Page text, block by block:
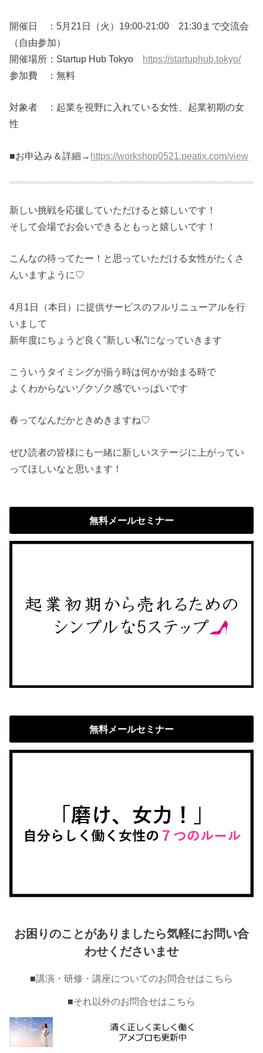
開催日 ：5月21日（火）19:00‐21:00 21:30まで交流会
（自由参加）
開催場所：Startup Hub Tokyo https://startuphub.tokyo/
参加費 ：無料
対象者 ：起業を視野に入れている女性、起業初期の女
性
■お申込み＆詳細→ https://workshop0521.peatix.com/view
新しい挑戦を応援していただけると嬉しいです！
そして会場でお会いできるともっと嬉しいです！
こんなの待ってたー！と思っていただける女性がたくさ
んいますように♡
4月1日（本日）に提供サービスのフルリニューアルを行
いまして
新年度にちょうど良く”新しい私”になっていきます
こういうタイミングが揃う時は何かが始まる時で
よくわからないゾクゾク感でいっぱいです
春ってなんだかときめきますね♡
ぜひ読者の皆様にも一緒に新しいステージに上がってい
ってほしいなと思います！
無料メールセミナー
無料メールセミナー
お困りのことがありましたら気軽にお問い合
わせくださいませ
■講演・研修・講座についてのお問合せはこちら
■それ以外のお問合せはこちら